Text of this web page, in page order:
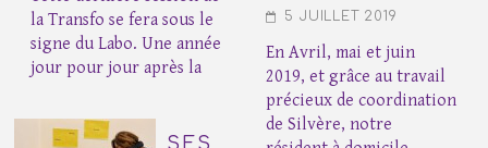
la Transfo se fera sous le
signe du Labo. Une année
jour pour jour après la
5 JUILLET 2019
En Avril, mai et juin
2019, et grâce au travail
précieux de coordination
de Silvère, notre